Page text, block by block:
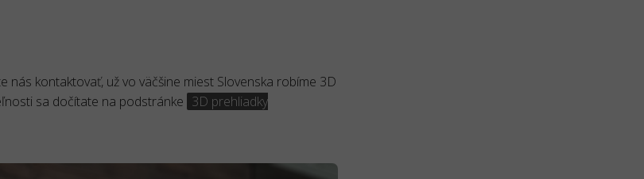
kontaktovať, už vo väčšine miest Slovenska robíme 3D
sa dočítate na podstránke 3D prehliadky